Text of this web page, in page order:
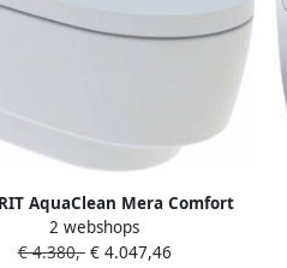
AquaClean Mera Comfort
m. geurafzuiging m. warme
en Ladydouche m.
2 webshops
€ 4.380,-€ 4.047,46